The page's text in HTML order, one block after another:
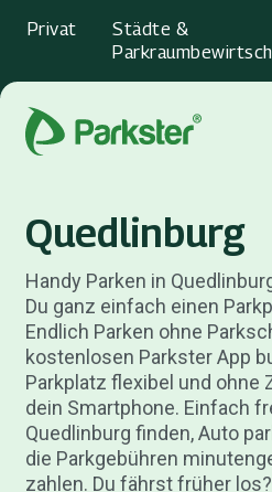
Privat
Städte &
Quedlinburg
Handy Parken in
Du ganz einfach einen
Endlich Parken ohne
kostenlosen Parkster App
Parkplatz flexibel und ohne
dein Smartphone. Einfach
Quedlinburg finden, Auto
die Parkgebühren
zahlen. Du fährst früher